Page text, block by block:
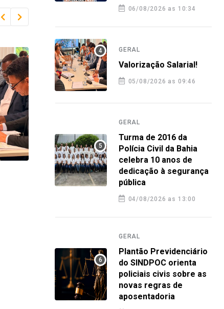
GERAL
Turma de 2016 da Polícia Civil da
dedicação à segurança pública
06/08/2026 as 10:34
GERAL
Valorização Salarial!
05/08/2026 as 09:46
GERAL
Turma de 2016 da
Polícia Civil da Bahia
celebra 10 anos de
dedicação à segurança
pública
04/08/2026 as 13:00
GERAL
Plantão Previdenciário
do SINDPOC orienta
policiais civis sobre as
novas regras de
aposentadoria